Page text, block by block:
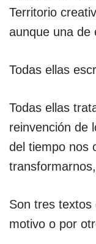
Territorio
aunque una de
Todas ellas
Todas ellas
reinvención de
del tiempo nos
Son tres textos
motivo o por